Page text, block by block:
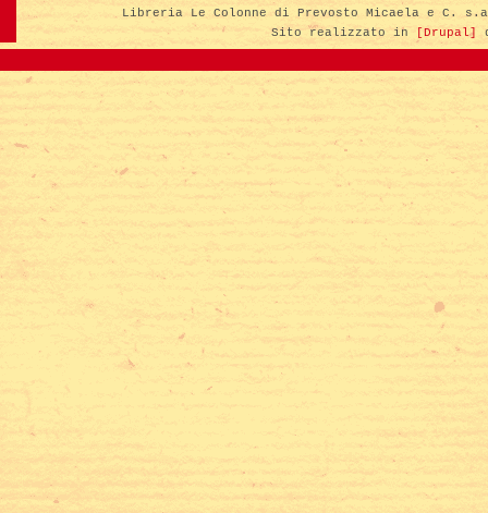
Libreria Le Colonne di Prevosto Micaela e C.
Sito realizzato in
[Drupal]